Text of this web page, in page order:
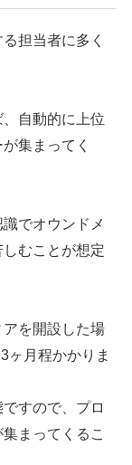
担当者に多く
自動的に上位
集まってく
でオウンドメ
むことが想定
を開設した場
ヶ月程かかりま
すので、プロ
まってくるこ